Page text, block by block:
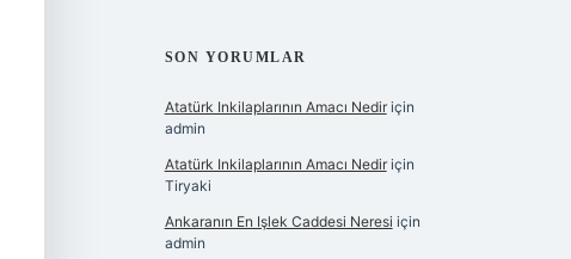
SON YORUMLAR
Atatürk Inkilaplarının Amacı Nediriçin
admin
Atatürk Inkilaplarının Amacı Nediriçin
Tiryaki
Ankaranın En Işlek Caddesi Neresi için
admin